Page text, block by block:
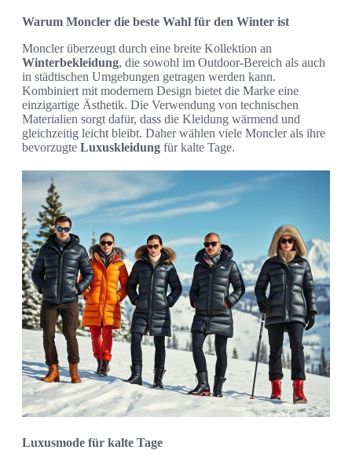
Warum Moncler die beste Wahl für den Winter ist
Moncler überzeugt durch eine breite Kollektion an
Winterbekleidung, die sowohl im Outdoor-Bereich als auch
in städtischen Umgebungen getragen werden kann.
Kombiniert mit modernem Design bietet die Marke eine
einzigartige Ästhetik. Die Verwendung von technischen
Materialien sorgt dafür, dass die Kleidung wärmend und
gleichzeitig leicht bleibt. Daher wählen viele Moncler als ihre
bevorzugte Luxuskleidung für kalte Tage.
Luxusmode für kalte Tage